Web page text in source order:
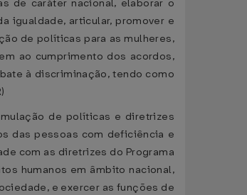
de caráter nacional, elaborar o
igualdade, articular, promover e
de políticas para as mulheres,
ao cumprimento dos acordos,
à discriminação, tendo como
de políticas e diretrizes
das pessoas com deficiência e
com as diretrizes do Programa
humanos em âmbito nacional,
e exercer as funções de